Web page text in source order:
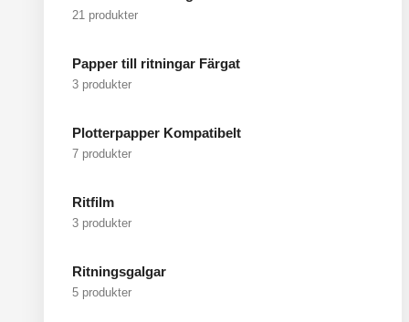
21 produkter
Papper till ritningar Färgat
3 produkter
Plotterpapper Kompatibelt
7 produkter
Ritfilm
3 produkter
Ritningsgalgar
5 produkter